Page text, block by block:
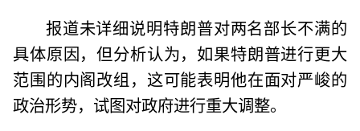
报道未详细说明特朗普对两名部长不满的
具体原因，但分析认为，如果特朗普进行更大
范围的内阁改组，这可能表明他在面对严峻的
政治形势，试图对政府进行重大调整。